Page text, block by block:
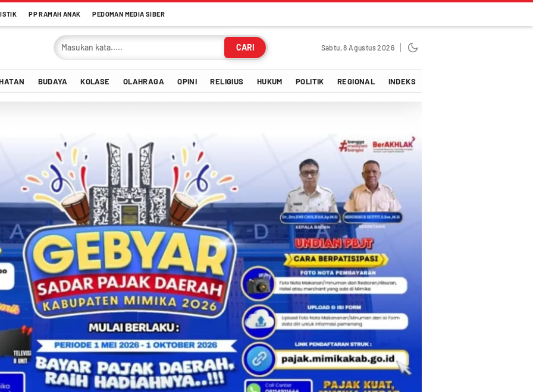
PP RAMAH ANAK PEDOMAN MEDIA SIBER
CARI Sabtu, 8 Agustus 2026
BUDAYA KOLASE OLAHRAGA OPINI RELIGIUS HUKUM POLITIK REGIONAL INDEKS